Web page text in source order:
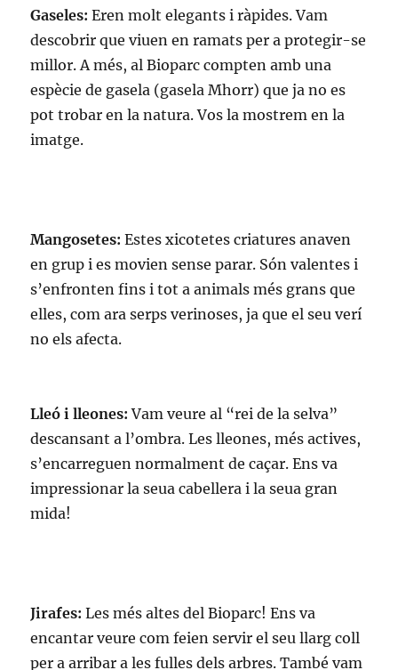
Gaseles: Eren molt elegants i ràpides. Vam
descobrir que viuen en ramats per a protegir-se
millor. A més, al Bioparc compten amb una
espècie de gasela (gasela Mhorr) que ja no es
pot trobar en la natura. Vos la mostrem en la
imatge.
Mangosetes: Estes xicotetes criatures anaven
en grup i es movien sense parar. Són valentes i
s’enfronten fins i tot a animals més grans que
elles, com ara serps verinoses, ja que el seu verí
no els afecta.
Lleó i lleones: Vam veure al “rei de la selva”
descansant a l’ombra. Les lleones, més actives,
s’encarreguen normalment de caçar. Ens va
impressionar la seua cabellera i la seua gran
mida!
Jirafes: Les més altes del Bioparc! Ens va
encantar veure com feien servir el seu llarg coll
per a arribar a les fulles dels arbres. També vam